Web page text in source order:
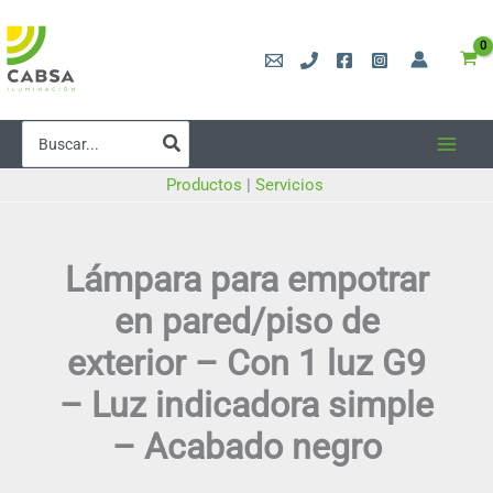
al
contenido
por:
Productos | Servicios
Lámpara para empotrar
en pared/piso de
exterior – Con 1 luz G9
– Luz indicadora simple
– Acabado negro